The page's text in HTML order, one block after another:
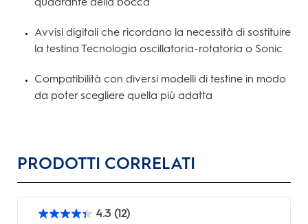
Avvisi digitali che ricordano la necessità di sostituire
la testina Tecnologia oscillatoria-rotatoria o Sonic
Compatibilità con diversi modelli di testine in modo
da poter scegliere quella più adatta
PRODOTTI CORRELATI
4.3 (12)
4.3